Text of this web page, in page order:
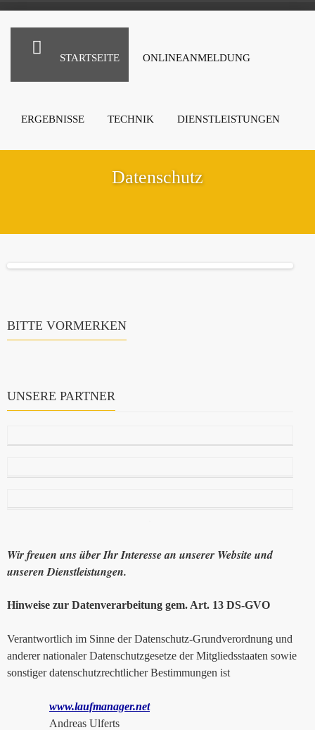
STARTSEITE ONLINEANMELDUNG
ERGEBNISSE TECHNIK DIENSTLEISTUNGEN
Datenschutz
BITTE VORMERKEN
UNSERE PARTNER
Wir freuen uns über Ihr Interesse an unserer Website und
unseren Dienstleistungen.
Hinweise zur Datenverarbeitung gem. Art. 13 DS-GVO
Verantwortlich im Sinne der Datenschutz-Grundverordnung und
anderer nationaler Datenschutzgesetze der Mitgliedsstaaten sowie
sonstiger datenschutzrechtlicher Bestimmungen ist
www.laufmanager.net
Andreas Ulferts